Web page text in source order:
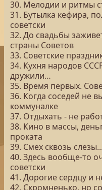
30. Мелодии и ритмы
31. Бутылка кефира,
советски
32. До свадьбы
страны Советов
33. Советские
34. Кухня народов
дружили…
35. Время первых.
36. Когда соседей не
коммуналке
37. Отдыхать - не
38. Кино в массы,
проката
39. Смех сквозь
40. Здесь вообще-то
советски
41. Дорогие сердцу и
42. Скромненько, но